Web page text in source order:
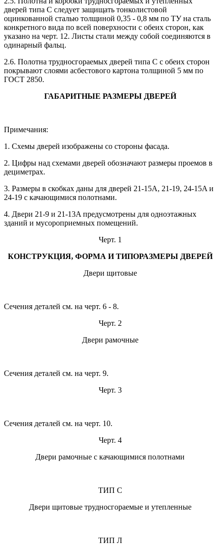
дверей типа С следует защищать тонколистовой
оцинкованной сталью толщиной 0,35 - 0,8 мм по ТУ на сталь
конкретного вида по всей поверхности с обеих сторон, как
указано на черт. 12. Листы стали между собой соединяются в
одинарный фальц.
2.6. Полотна трудносгораемых дверей типа С с обеих сторон
покрывают слоями асбестового картона толщиной 5 мм по
ГОСТ 2850.
ГАБАРИТНЫЕ РАЗМЕРЫ ДВЕРЕЙ
Примечания:
1. Схемы дверей изображены со стороны фасада.
2. Цифры над схемами дверей обозначают размеры проемов в
дециметрах.
3. Размеры в скобках даны для дверей 21-15А, 21-19, 24-15A и
24-19 с качающимися полотнами.
4. Двери 21-9 и 21-13A предусмотрены для одноэтажных
зданий и мусороприемных помещений.
Черт. 1
КОНСТРУКЦИЯ, ФОРМА И ТИПОРАЗМЕРЫ ДВЕРЕЙ
Двери щитовые
Сечения деталей см. на черт. 6 - 8.
Черт. 2
Двери рамочные
Сечения деталей см. на черт. 9.
Черт. 3
Сечения деталей см. на черт. 10.
Черт. 4
Двери рамочные с качающимися полотнами
ТИП С
Двери щитовые трудносгораемые и утепленные
ТИП Л